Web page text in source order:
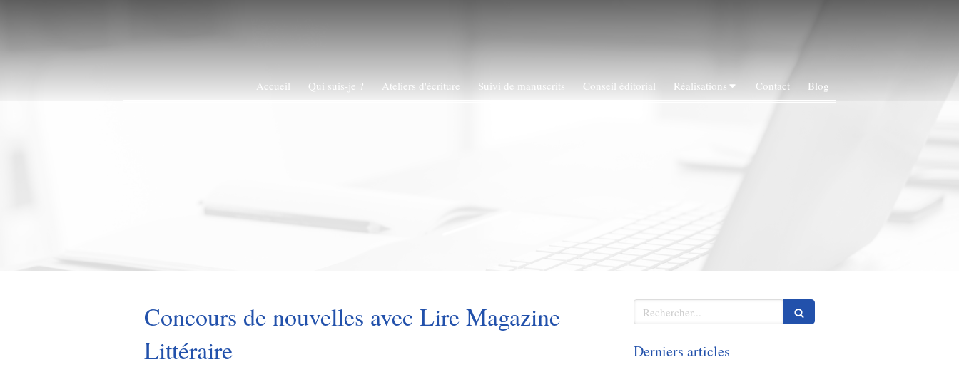
Accueil Qui suis-je ? Ateliers d'écriture Suivi de manuscrits Conseil éditorial Réalisations Contact Blog
Concours de nouvelles avec Lire Magazine
Littéraire
Rechercher
Derniers articles